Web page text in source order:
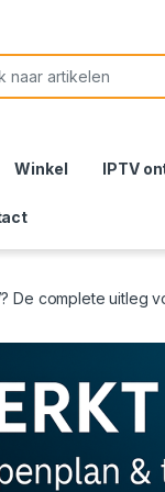
Winkel IPTV
De complete uitleg